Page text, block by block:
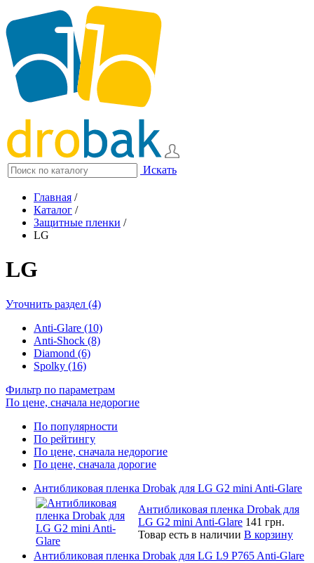
Искать
Главная /
Каталог /
Защитные пленки /
LG
LG
Уточнить раздел (4)
Anti-Glare (10)
Anti-Shock (8)
Diamond (6)
Spolky (16)
Фильтр по параметрам
По цене, сначала недорогие
По популярности
По рейтингу
По цене, сначала недорогие
По цене, сначала дорогие
Антибликовая пленка Drobak для LG G2 mini Anti-Glare
Антибликовая пленка Drobak для
LG G2 mini Anti-Glare 141 грн.
Товар есть в наличии В корзину
Антибликовая пленка Drobak для LG L9 P765 Anti-Glare